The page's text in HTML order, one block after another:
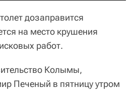
дозаправится
на место крушения
работ.
Колымы,
Печеный в пятницу утром